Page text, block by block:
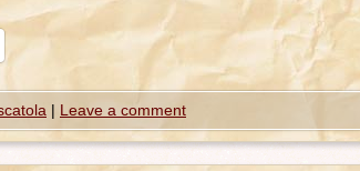
| Leave a comment